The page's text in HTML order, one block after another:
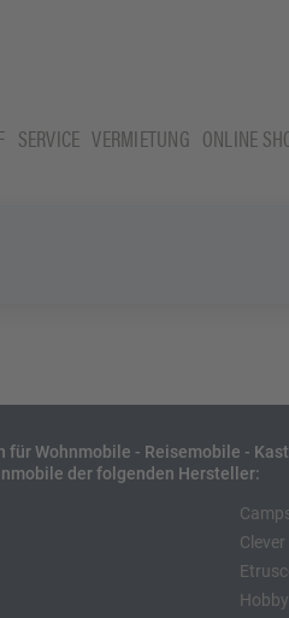
SERVICE VERMIETUNG ONLINE
für Wohnmobile - Reisemobile -
der folgenden Hersteller:
Clever
Hobby